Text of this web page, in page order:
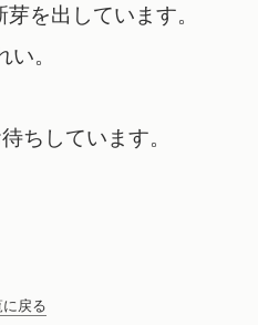
芽を出しています。
。
ちしています。
戻る